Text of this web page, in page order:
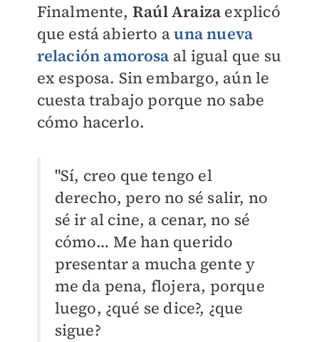
Finalmente, Raúl Araiza explicó
que está abierto auna nueva
relación amorosa al igual que su
ex esposa. Sin embargo, aún le
cuesta trabajo porque no sabe
cómo hacerlo.
"Sí, creo que tengo el
derecho, pero no sé salir, no
sé ir al cine, a cenar, no sé
cómo… Me han querido
presentar a mucha gente y
me da pena, flojera, porque
luego, ¿qué se dice?, ¿que
sigue?